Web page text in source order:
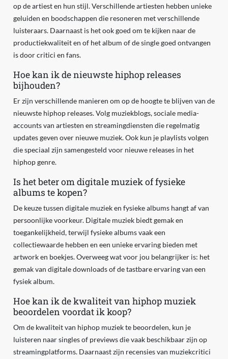
op de artiest en hun stijl. Verschillende artiesten hebben unieke
geluiden en boodschappen die resoneren met verschillende
luisteraars. Daarnaast is het ook goed om te kijken naar de
productiekwaliteit en of het album of de single goed ontvangen
is door critici en fans.
Hoe kan ik de nieuwste hiphop releases
bijhouden?
Er zijn verschillende manieren om op de hoogte te blijven van de
nieuwste hiphop releases. Volg muziekblogs, sociale media-
accounts van artiesten en streamingdiensten die regelmatig
updates geven over nieuwe muziek. Ook kun je playlists volgen
die speciaal zijn samengesteld voor nieuwe releases in het
hiphop genre.
Is het beter om digitale muziek of fysieke
albums te kopen?
De keuze tussen digitale muziek en fysieke albums hangt af van
persoonlijke voorkeur. Digitale muziek biedt gemak en
toegankelijkheid, terwijl fysieke albums vaak een
collectiewaarde hebben en een unieke ervaring bieden met
artwork en boekjes. Overweeg wat voor jou belangrijker is: het
gemak van digitale downloads of de tastbare ervaring van een
fysiek album.
Hoe kan ik de kwaliteit van hiphop muziek
beoordelen voordat ik koop?
Om de kwaliteit van hiphop muziek te beoordelen, kun je
luisteren naar singles of previews die vaak beschikbaar zijn op
streamingplatforms. Daarnaast zijn recensies van muziekcritici